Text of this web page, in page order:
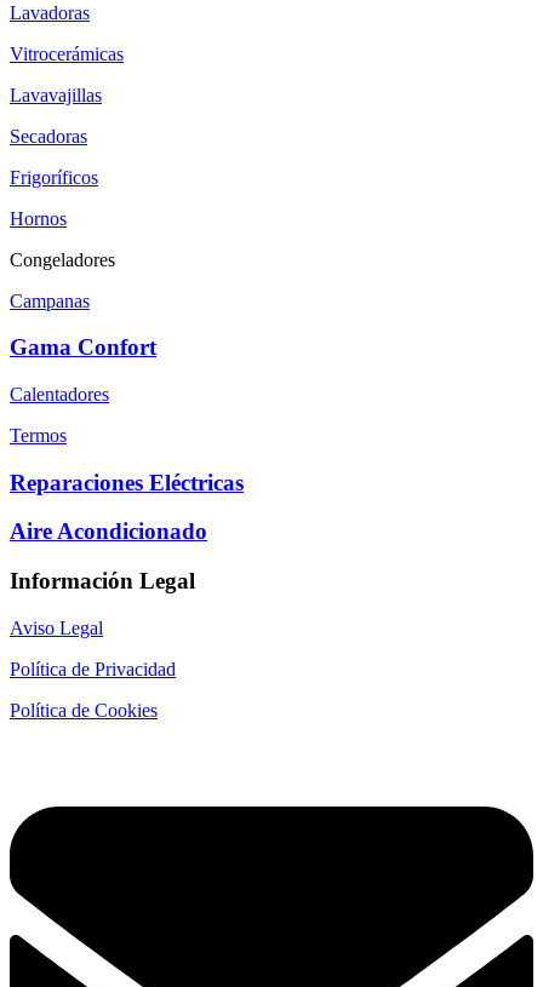
Lavadoras
Vitrocerámicas
Lavavajillas
Secadoras
Frigoríficos
Hornos
Congeladores
Campanas
Gama Confort
Calentadores
Termos
Reparaciones Eléctricas
Aire Acondicionado
Información Legal
Aviso Legal
Política de Privacidad
Política de Cookies